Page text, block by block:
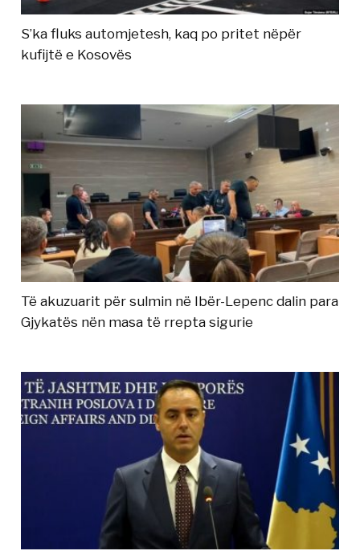
S’ka fluks automjetesh, kaq po pritet nëpër
kufijtë e Kosovës
Të akuzuarit për sulmin në Ibër-Lepenc dalin para
Gjykatës nën masa të rrepta sigurie